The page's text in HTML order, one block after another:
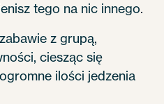
tego na nic innego.
z grupą,
ciesząc się
ilości jedzenia